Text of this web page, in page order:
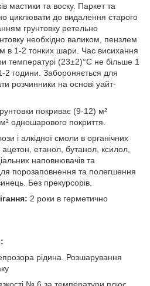
мастики та воску. Паркет та
циклювати до видалення старого
грунтовку ретельно
необхідно валиком, пензлем
в 1-2 тонких шари. Час висихання
температурі (23±2)°С не більше 1
2 години. Забороняється для
розчинники на основі уайт-
покриває (9-12) м²
одношарового покриття.
і алкідної смоли в органічних
етанол, бутанол, ксилол,
наповнювачів та
порозаповнення та полегшення
Без прекурсорів.
2 роки в герметично
рідина. Розшарування
№ 6 за температури плюс